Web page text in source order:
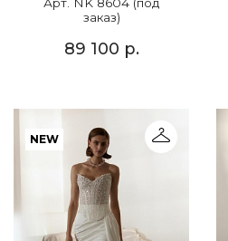
заказ)
89 100 р.
NEW